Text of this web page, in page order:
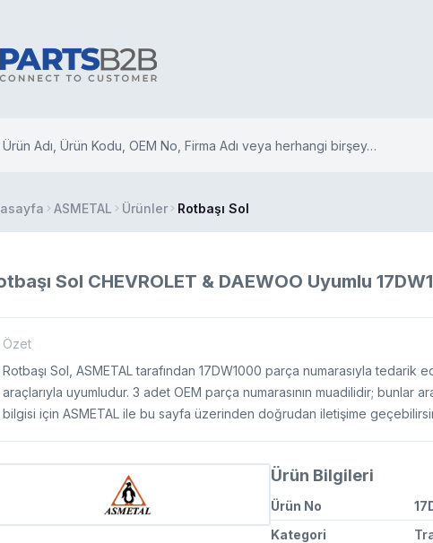
ASMETAL Ürünler Rotbaşı Sol
Sol CHEVROLET & DAEWOO Uyumlu
Özet
Rotbaşı Sol, ASMETAL tarafından 17DW1000 parça numarasıyla
araçlarıyla uyumludur. 3 adet OEM parça numarasının muadilidir; bunlar
bilgisi için ASMETAL ile bu sayfa üzerinden doğrudan iletişime
Ürün Bilgileri
Ürün No
Kategori